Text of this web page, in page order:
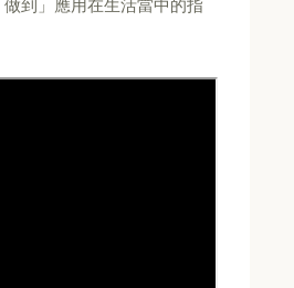
到」應用在生活當中的指